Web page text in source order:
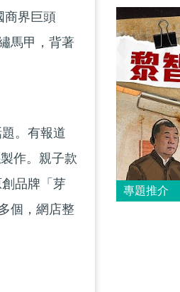
商界巨頭
馬甲，背著
。有報道
作。親子款
品牌「芽
個，網店整
專題推介